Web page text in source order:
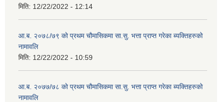
मिति: 12/22/2022 - 12:14
आ.ब. २०७८/७९ को प्रथम चौमासिकमा सा.सु. भत्ता प्राप्त गरेका ब्यक्तिहरुको
नामावलि
मिति: 12/22/2022 - 10:59
आ.ब. २०७७/७८ को प्रथम चौमासिकमा सा.सु. भत्ता प्राप्त गरेका ब्यक्तिहरुको
नामावलि